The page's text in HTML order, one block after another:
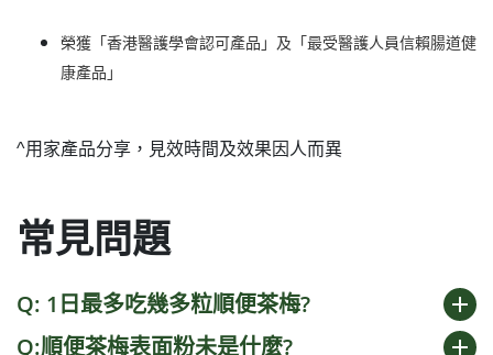
榮獲「香港醫護學會認可產品」及「最受醫護人員信賴腸道健
康產品」
^用家產品分享，見效時間及效果因人而異
常見問題
Q: 1日最多吃幾多粒順便茶梅? add
Q:順便茶梅表面粉未是什麼? add